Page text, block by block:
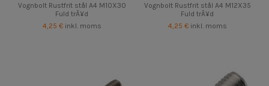
Vognbolt Rustfrit stål A4 M10X30
Fuld trÃ¥d
4,25 € inkl. moms
Vognbolt Rustfrit stål A4 M12X35
Fuld trÃ¥d
4,25 € inkl. moms